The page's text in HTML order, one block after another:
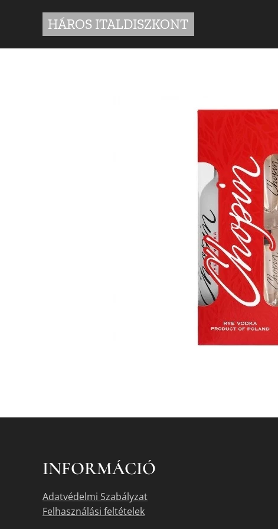
HÁROS ITALDISZKONT
INFORMÁCIÓ
Adatvédelmi Szabályzat
Felhasználási feltételek